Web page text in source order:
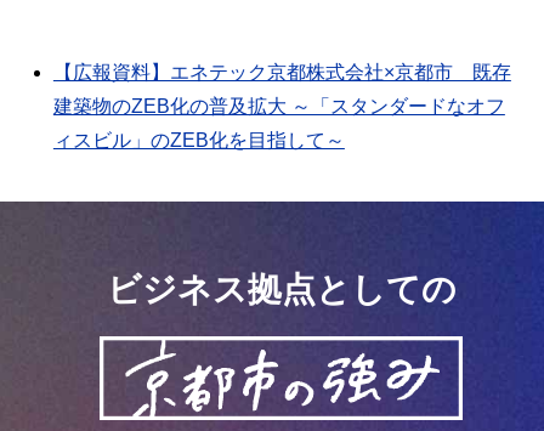
【広報資料】エネテック京都株式会社×京都市 既存
建築物のZEB化の普及拡大 ～「スタンダードなオフ
ィスビル」のZEB化を目指して～
ビジネス拠点としての